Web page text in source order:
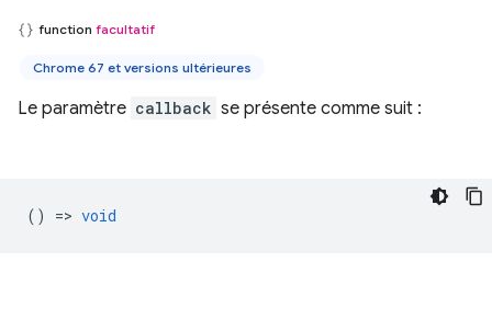
function facultatif
Chrome 67 et versions ultérieures
Le paramètre callback se présente comme suit :
() => void